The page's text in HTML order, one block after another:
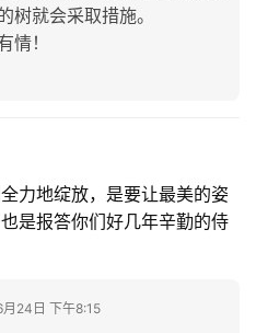
树就会采取措施。
情！
力地绽放，是要让最美的姿
是报答你们好几年辛勤的侍
24日 下午8:15